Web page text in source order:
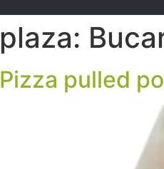
plaza:
Pizza pulled